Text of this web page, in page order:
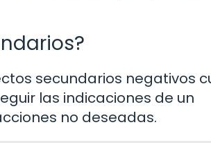
secundarios negativos
las indicaciones de un
no deseadas.